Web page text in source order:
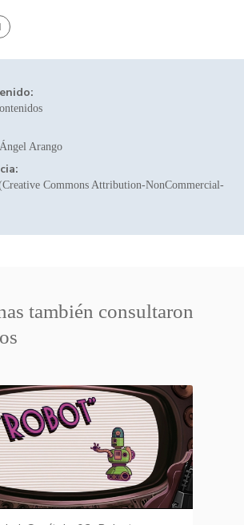
Arango
Commons Attribution-NonCommercial-
también consultaron